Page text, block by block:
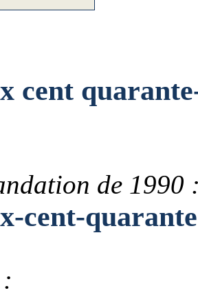
quarante-
de 1990
quarante-